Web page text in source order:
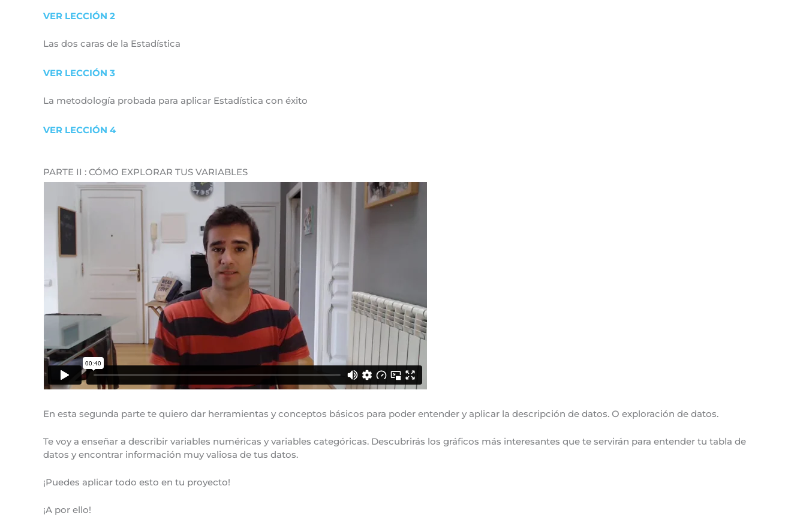
VER LECCIÓN 2
Las dos caras de la Estadística
VER LECCIÓN 3
La metodología probada para aplicar Estadística con éxito
VER LECCIÓN 4
PARTE II : CÓMO EXPLORAR TUS VARIABLES
En esta segunda parte te quiero dar herramientas y conceptos básicos para poder entender y aplicar la descripción de datos. O exploración de datos.
Te voy a enseñar a describir variables numéricas y variables categóricas. Descubrirás los gráficos más interesantes que te servirán para entender tu tabla de
datos y encontrar información muy valiosa de tus datos.
¡Puedes aplicar todo esto en tu proyecto!
¡A por ello!